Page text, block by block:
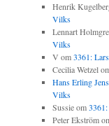
Henrik
Vilks
Lennart
Vilks
V om3361:
Cecilia Wetzel
Hans Erling
Vilks
Sussieom
Peter Ekström